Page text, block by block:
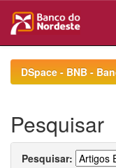
navigationDSpace - BNB -
Pesquisar
Pesquisar: